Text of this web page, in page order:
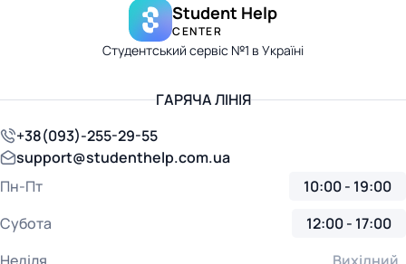
Student Help
CENTER
Студентський сервіс №1 в Україні
ГАРЯЧА ЛІНІЯ
+38(093)-255-29-55
support@studenthelp.com.ua
Пн-Пт
10:00 - 19:00
Субота
12:00 - 17:00